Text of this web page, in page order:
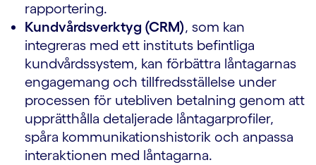
rapportering.
Kundvårdsverktyg (CRM), som kan
integreras med ett instituts befintliga
kundvårdssystem, kan förbättra låntagarnas
engagemang och tillfredsställelse under
processen för utebliven betalning genom att
upprätthålla detaljerade låntagarprofiler,
spåra kommunikationshistorik och anpassa
interaktionen med låntagarna.